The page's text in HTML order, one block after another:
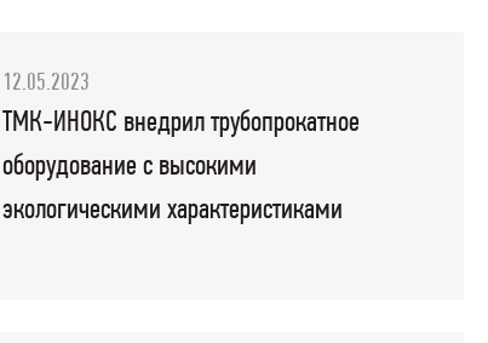
12.05.2023
ТМК-ИНОКС внедрил трубопрокатное
оборудование с высокими
экологическими характеристиками